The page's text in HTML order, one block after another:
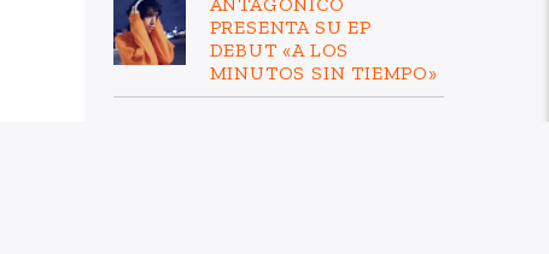
ANTAGÓNICO
PRESENTA SU EP
DEBUT «A LOS
MINUTOS SIN TIEMPO»